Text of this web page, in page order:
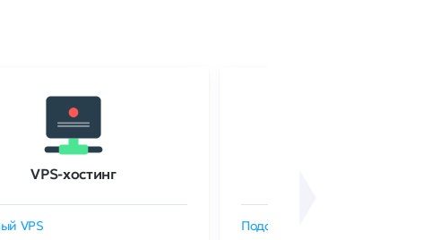
VPS-хостинг
VPS Подобрать SSL-сертификат